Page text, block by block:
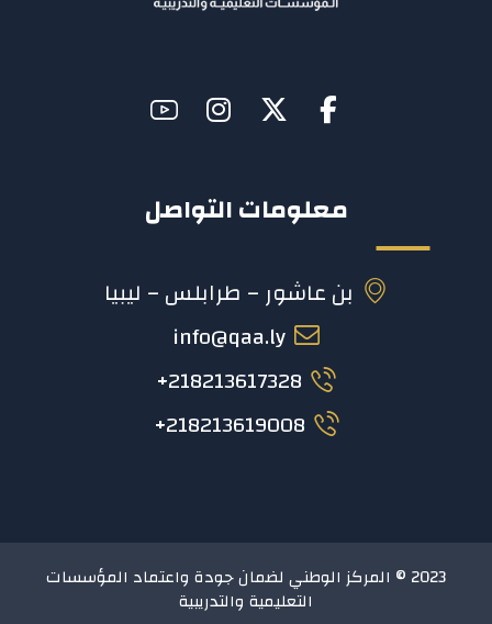
معلومات التواصل
بن عاشور – طرابلس – ليبيا
info@qaa.ly
218213617328+
218213619008+
2023 © المركز الوطني لضمان جودة واعتماد المؤسسات
التعليمية والتدريبية